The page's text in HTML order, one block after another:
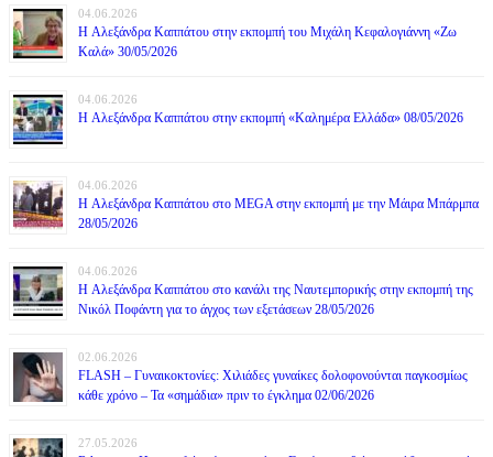
04.06.2026
H Αλεξάνδρα Καππάτου στην εκπομπή του Μιχάλη Κεφαλογιάννη «Ζω
Καλά» 30/05/2026
04.06.2026
H Αλεξάνδρα Καππάτου στην εκπομπή «Καλημέρα Ελλάδα» 08/05/2026
04.06.2026
H Αλεξάνδρα Καππάτου στο MEGA στην εκπομπή με την Μάιρα Mπάρμπα
28/05/2026
04.06.2026
H Αλεξάνδρα Καππάτου στο κανάλι της Ναυτεμπορικής στην εκπομπή της
Νικόλ Ποφάντη για το άγχος των εξετάσεων 28/05/2026
02.06.2026
FLASH – Γυναικοκτονίες: Χιλιάδες γυναίκες δολοφονούνται παγκοσμίως
κάθε χρόνο – Τα «σημάδια» πριν το έγκλημα 02/06/2026
27.05.2026